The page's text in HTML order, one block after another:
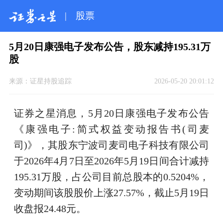
| 股票
5月20日康强电子发布公告，股东减持195.31万
股
来源： 证星持股追踪 2026-05-20 20:01:12
证券之星消息，5月20日康强电子发布公告
《康强电子:简式权益变动报告书(司麦
司)》，其股东宁波司麦司电子科技有限公司
于2026年4月7日至2026年5月19日间合计减持
195.31万股，占公司目前总股本的0.5204%，
变动期间该股股价上涨27.57%，截止5月19日
收盘报24.48元。